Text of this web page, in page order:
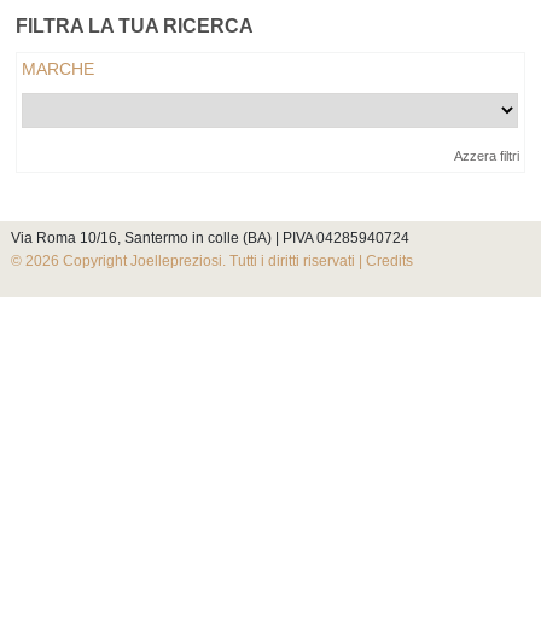
FILTRA LA TUA RICERCA
MARCHE
Azzera filtri
Via Roma 10/16, Santermo in colle (BA) | PIVA 04285940724
© 2026 Copyright Joellepreziosi. Tutti i diritti riservati | Credits